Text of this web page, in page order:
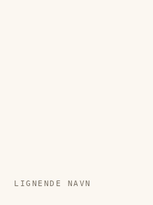
LIGNENDE NAVN